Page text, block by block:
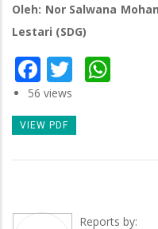
Oleh: Nor Salwana
Lestari (SDG)
Facebook
Twitter
56 views
VIEW PDF
Reports by: